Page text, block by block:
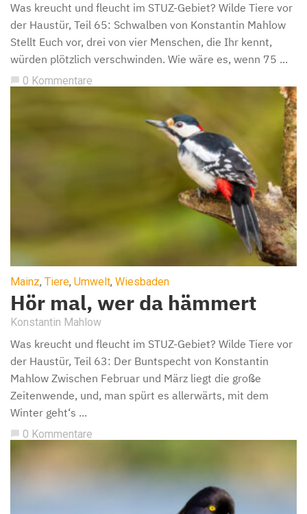
Was kreucht und fleucht im STUZ-Gebiet? Wilde Tiere vor
der Haustür, Teil 65: Schwalben von Konstantin Mahlow
Stellt Euch vor, drei von vier Menschen, die Ihr kennt,
würden plötzlich verschwinden. Wie wäre es, wenn 75 ...
chat_bubble 0 Kommentare
Mainz, Tiere, Umwelt, Wiesbaden
Hör mal, wer da hämmert
Konstantin Mahlow
Was kreucht und fleucht im STUZ-Gebiet? Wilde Tiere vor
der Haustür, Teil 63: Der Buntspecht von Konstantin
Mahlow Zwischen Februar und März liegt die große
Zeitenwende, und, man spürt es allerwärts, mit dem
Winter geht‘s ...
0 Kommentare